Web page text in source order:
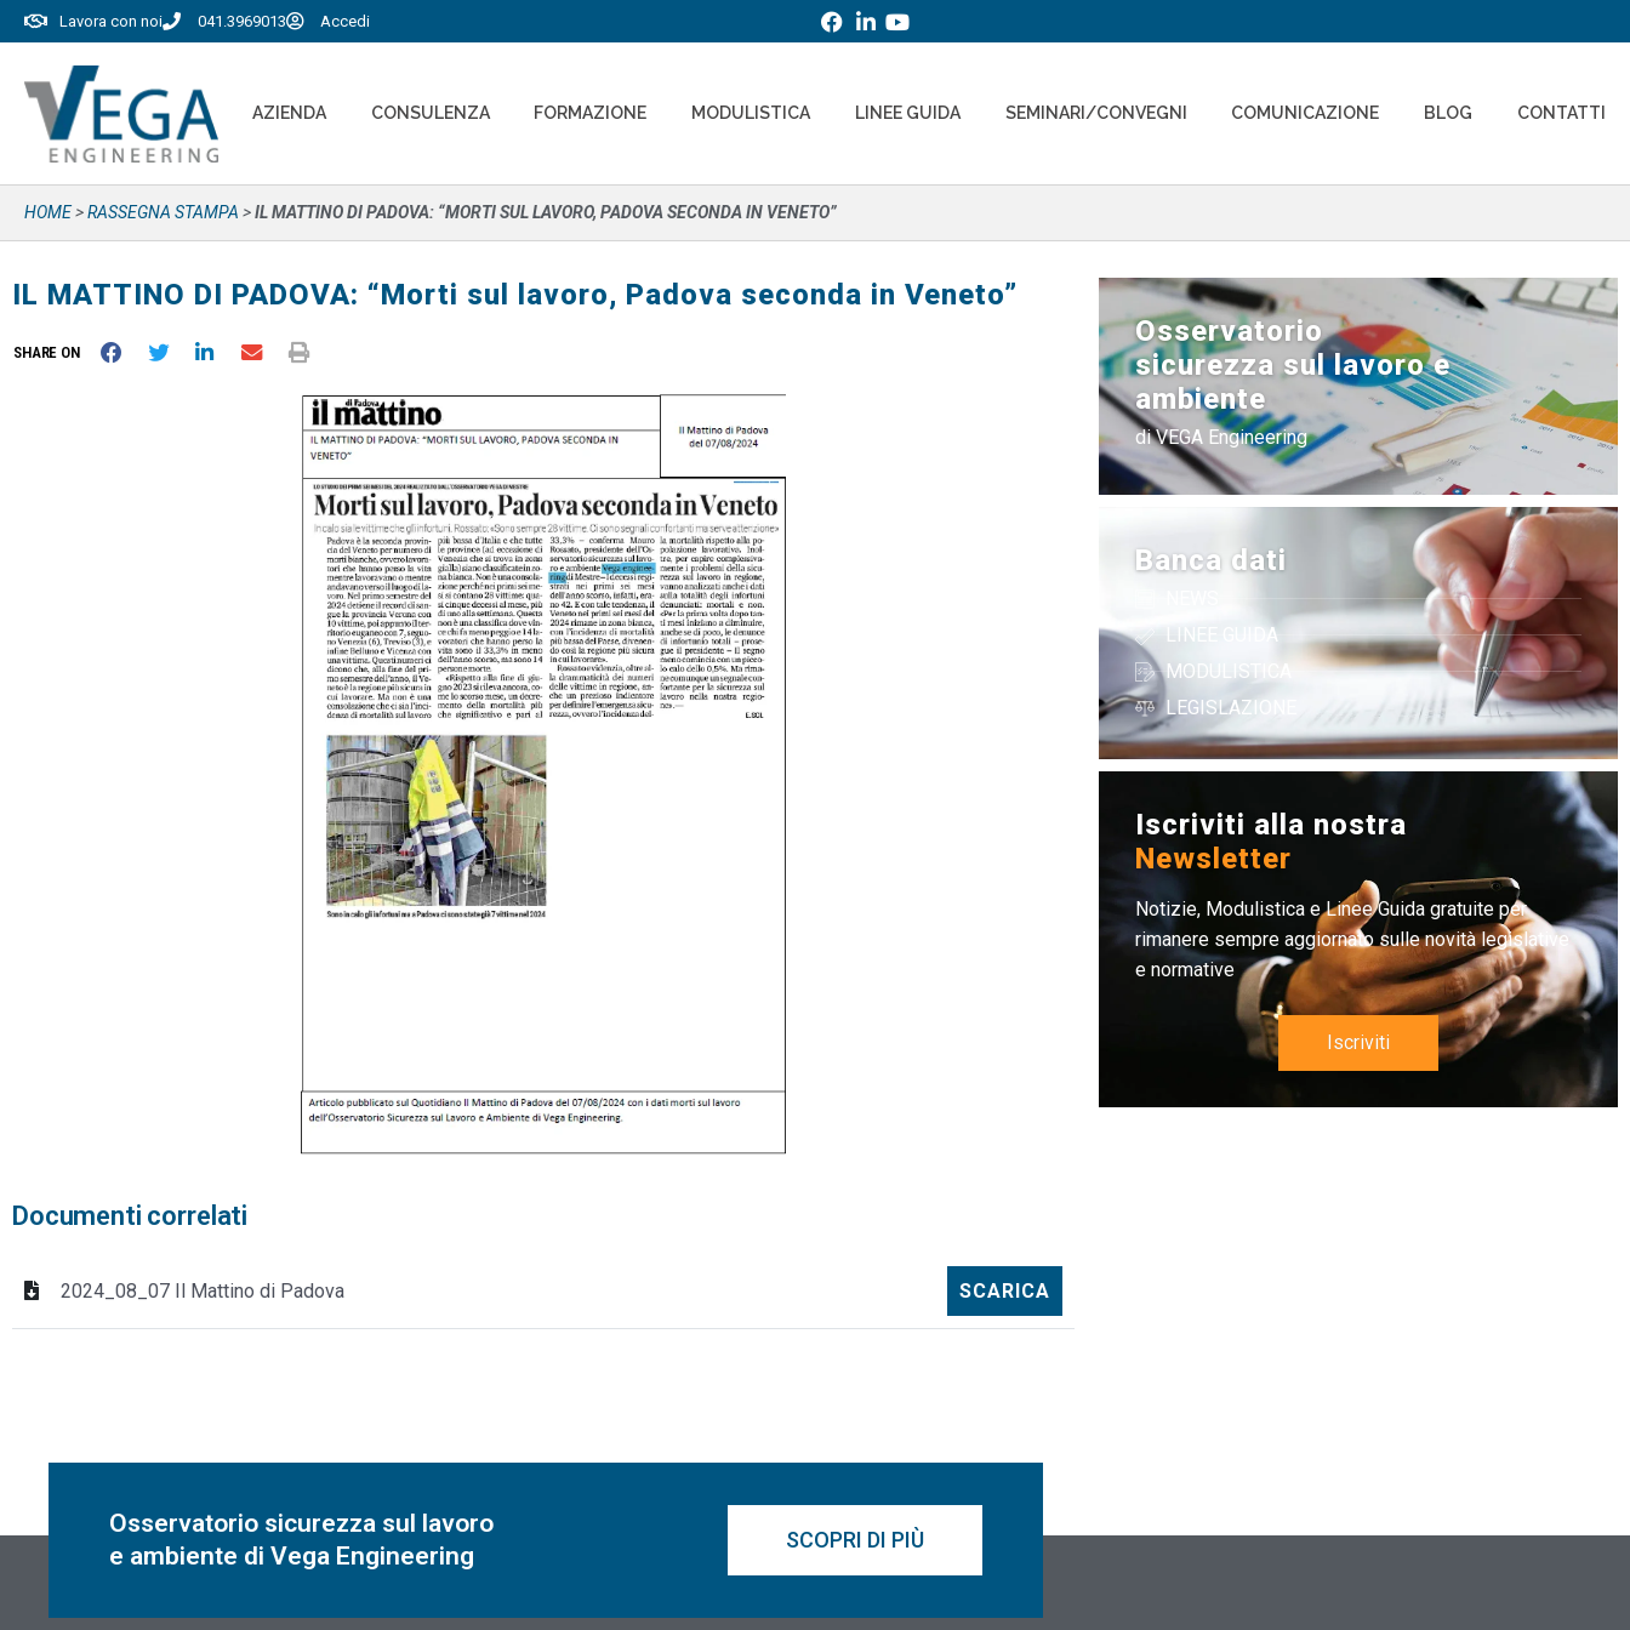
Lavora con noi 041.3969013 Accedi
AZIENDA CONSULENZA FORMAZIONE MODULISTICA LINEE GUIDA SEMINARI/CONVEGNI COMUNICAZIONE BLOG CONTATTI
HOME>RASSEGNA STAMPA >IL MATTINO DI PADOVA: “MORTI SUL LAVORO, PADOVA SECONDA IN VENETO”
IL MATTINO DI PADOVA: “Morti sul lavoro, Padova seconda in Veneto”
SHARE ON
Documenti correlati
2024_08_07 Il Mattino di Padova SCARICA
Banca dati
LINEE GUIDA
MODULISTICA
LEGISLAZIONE
Osservatorio
sicurezza sul lavoro e
ambiente
di VEGA Engineering
Iscriviti alla nostra
Newsletter
Notizie, Modulistica e Linee Guida gratuite per
rimanere sempre aggiornato sulle novità legislative
e normative
Iscriviti
Osservatorio sicurezza sul lavoro
e ambiente di Vega Engineering
SCOPRI DI PIÙ